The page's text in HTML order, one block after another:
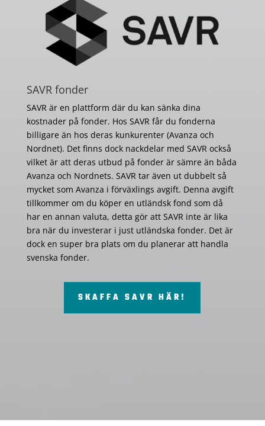
SAVR fonder
SAVR är en plattform där du kan sänka dina
kostnader på fonder. Hos SAVR får du fonderna
billigare än hos deras kunkurenter (Avanza och
Nordnet). Det finns dock nackdelar med SAVR också
vilket är att deras utbud på fonder är sämre än båda
Avanza och Nordnets. SAVR tar även ut dubbelt så
mycket som Avanza i förväxlings avgift. Denna avgift
tillkommer om du köper en utländsk fond som då
har en annan valuta, detta gör att SAVR inte är lika
bra när du investerar i just utländska fonder. Det är
dock en super bra plats om du planerar att handla
svenska fonder.
SKAFFA SAVR HÄR!